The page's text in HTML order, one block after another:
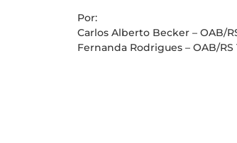
Por:
Carlos Alberto Becker – OAB/
Fernanda Rodrigues – OAB/RS